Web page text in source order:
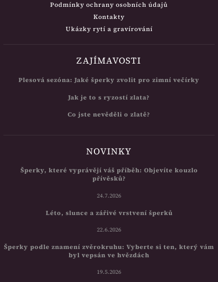
Podmínky ochrany osobních údajů
Kontakty
Ukázky rytí a gravírování
ZAJÍMAVOSTI
Plesová sezóna: Jaké šperky zvolit pro zimní večírky
Jak je to s ryzostí zlata?
Co jste nevěděli o zlatě?
NOVINKY
Šperky, které vyprávějí váš příběh: Objevíte kouzlo
přívěsků?
24.7.2026
Léto, slunce a zářivé vrstvení šperků
22.6.2026
Šperky podle znamení zvěrokruhu: Vyberte si ten, který vám
byl vepsán ve hvězdách
19.5.2026